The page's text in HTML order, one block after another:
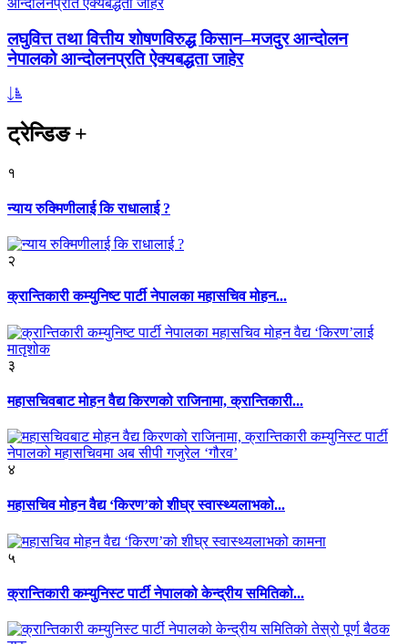
लघुवित्त तथा वित्तीय शोषणविरुद्ध किसान–मजदुर आन्दोलन
नेपालको आन्दोलनप्रति ऐक्यबद्धता जाहेर
ट्रेन्डिङ+
१
न्याय रुक्मिणीलाई कि राधालाई ?
२
क्रान्तिकारी कम्युनिष्ट पार्टी नेपालका महासचिव मोहन...
३
महासचिवबाट मोहन वैद्य किरणको राजिनामा, क्रान्तिकारी...
४
महासचिव मोहन वैद्य ‘किरण’को शीघ्र स्वास्थ्यलाभको...
५
क्रान्तिकारी कम्युनिस्ट पार्टी नेपालको केन्द्रीय समितिको...